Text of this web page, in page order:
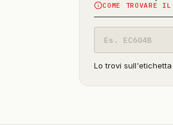
COME TROVARE
modello
Lo trovi